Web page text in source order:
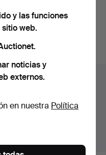
con
y las funciones
web.
noticias y
externos.
en nuestra Política